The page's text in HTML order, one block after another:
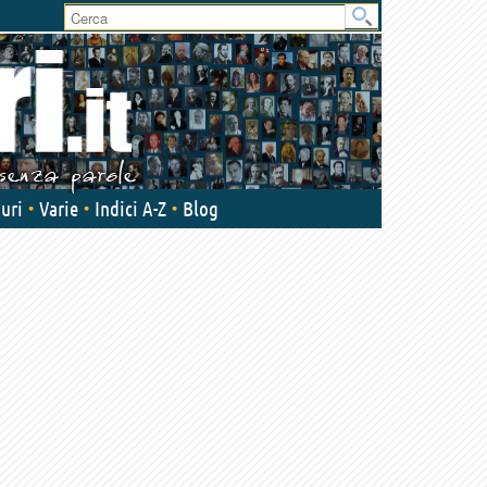
User
area
Varie Indici A-Z Blog